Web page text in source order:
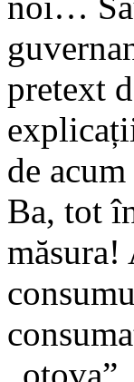
pretext
de
Ba, tot
măsura!